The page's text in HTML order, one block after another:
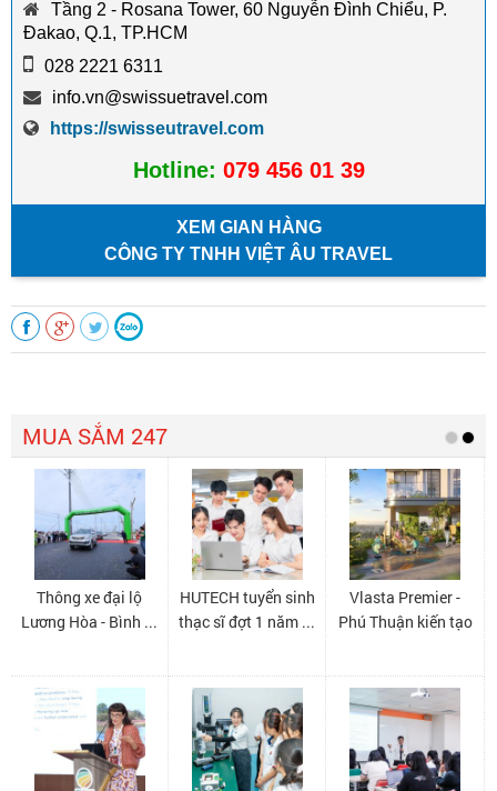
Tầng 2 - Rosana Tower, 60 Nguyễn Đình Chiểu, P.
Đakao, Q.1, TP.HCM
028 2221 6311
info.vn@swissuetravel.com
https://swisseutravel.com
Hotline: 079 456 01 39
XEM GIAN HÀNG
CÔNG TY TNHH VIỆT ÂU TRAVEL